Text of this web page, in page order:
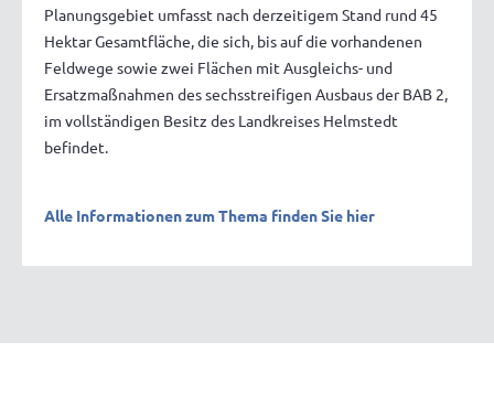
Planungsgebiet umfasst nach derzeitigem Stand rund 45
Hektar Gesamtfläche, die sich, bis auf die vorhandenen
Feldwege sowie zwei Flächen mit Ausgleichs- und
Ersatzmaßnahmen des sechsstreifigen Ausbaus der BAB 2,
im vollständigen Besitz des Landkreises Helmstedt
befindet.
Alle Informationen zum Thema finden Sie hier